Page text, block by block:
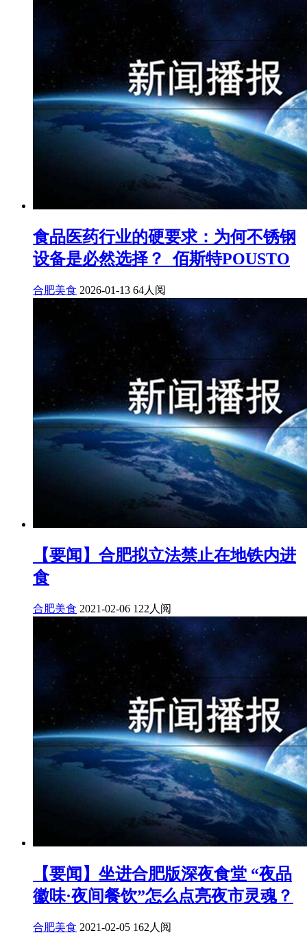
食品医药行业的硬要求：为何不锈钢
设备是必然选择？_佰斯特POUSTO
合肥美食 2026-01-13 64人阅
【要闻】合肥拟立法禁止在地铁内进
食
合肥美食 2021-02-06 122人阅
【要闻】坐进合肥版深夜食堂 “夜品
徽味·夜间餐饮”怎么点亮夜市灵魂？
合肥美食 2021-02-05 162人阅